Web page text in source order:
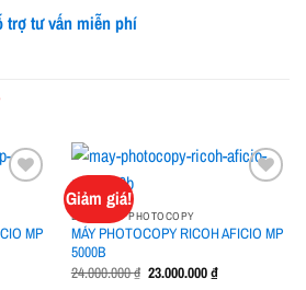
trợ tư vấn miễn phí
Add toMP
Giảm giá!
Add to
DÒNG MÁY PHOTOCOPY
MÁY PHOTOCOPY RICOH AFICIO MP
5000B
24.000.000₫ Giá
gốc
23.000.000₫Giá
hiện